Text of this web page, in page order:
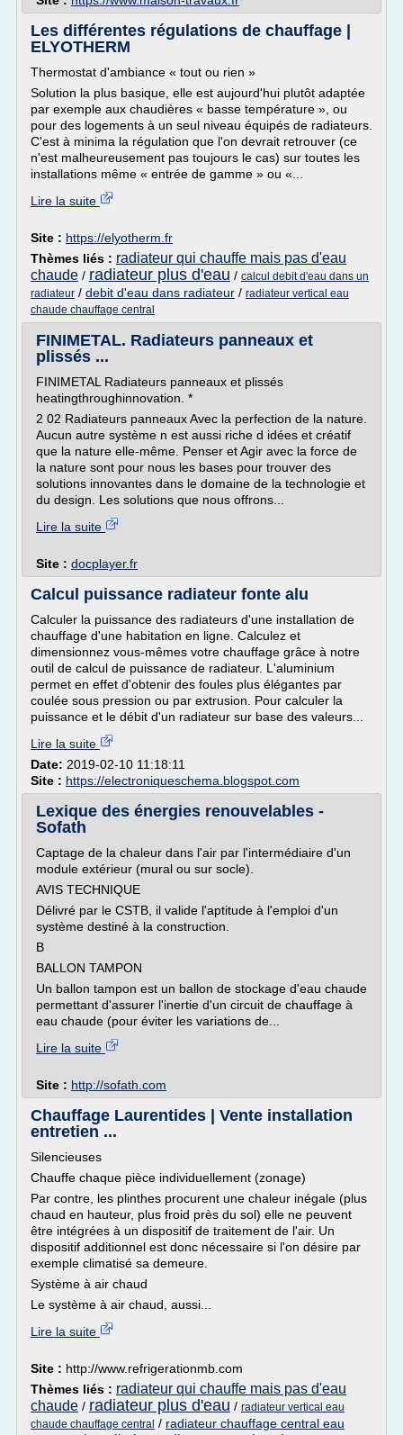
Les différentes régulations de chauffage |
ELYOTHERM
Thermostat d'ambiance « tout ou rien »
Solution la plus basique, elle est aujourd'hui plutôt adaptée
par exemple aux chaudières « basse température », ou
pour des logements à un seul niveau équipés de radiateurs.
C'est à minima la régulation que l'on devrait retrouver (ce
n'est malheureusement pas toujours le cas) sur toutes les
installations même « entrée de gamme » ou «...
Lire la suite
Site : https://elyotherm.fr
Thèmes liés : radiateur qui chauffe mais pas d'eau
chaude / radiateur plus d'eau / calcul debit d'eau dans un
radiateur / debit d'eau dans radiateur / radiateur vertical eau
chaude chauffage central
FINIMETAL. Radiateurs panneaux et
plissés ...
FINIMETAL Radiateurs panneaux et plissés
heatingthroughinnovation. *
2 02 Radiateurs panneaux Avec la perfection de la nature.
Aucun autre système n est aussi riche d idées et créatif
que la nature elle-même. Penser et Agir avec la force de
la nature sont pour nous les bases pour trouver des
solutions innovantes dans le domaine de la technologie et
du design. Les solutions que nous offrons...
Lire la suite
Site : docplayer.fr
Calcul puissance radiateur fonte alu
Calculer la puissance des radiateurs d'une installation de
chauffage d'une habitation en ligne. Calculez et
dimensionnez vous-mêmes votre chauffage grâce à notre
outil de calcul de puissance de radiateur. L'aluminium
permet en effet d'obtenir des foules plus élégantes par
coulée sous pression ou par extrusion. Pour calculer la
puissance et le débit d'un radiateur sur base des valeurs...
Lire la suite
Date: 2019-02-10 11:18:11
Site : https://electroniqueschema.blogspot.com
Lexique des énergies renouvelables -
Sofath
Captage de la chaleur dans l'air par l'intermédiaire d'un
module extérieur (mural ou sur socle).
AVIS TECHNIQUE
Délivré par le CSTB, il valide l'aptitude à l'emploi d'un
système destiné à la construction.
B
BALLON TAMPON
Un ballon tampon est un ballon de stockage d'eau chaude
permettant d'assurer l'inertie d'un circuit de chauffage à
eau chaude (pour éviter les variations de...
Lire la suite
Site : http://sofath.com
Chauffage Laurentides | Vente installation
entretien ...
Silencieuses
Chauffe chaque pièce individuellement (zonage)
Par contre, les plinthes procurent une chaleur inégale (plus
chaud en hauteur, plus froid près du sol) elle ne peuvent
être intégrées à un dispositif de traitement de l'air. Un
dispositif additionnel est donc nécessaire si l'on désire par
exemple climatisé sa demeure.
Système à air chaud
Le système à air chaud, aussi...
Lire la suite
Site : http://www.refrigerationmb.com
Thèmes liés : radiateur qui chauffe mais pas d'eau
chaude / radiateur plus d'eau / radiateur vertical eau
chaude chauffage central / radiateur chauffage central eau